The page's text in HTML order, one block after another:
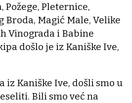
Požege, Pleternice,
Broda, Magić Male, Velike
Vinograda i Babine
došlo je iz Kaniške Ive,
iz Kaniške Ive, došli smo u
Bili smo već na